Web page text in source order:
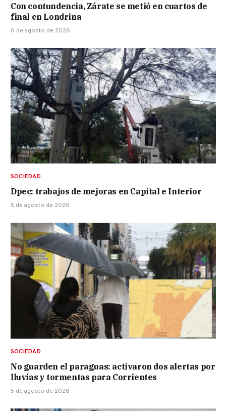
Con contundencia, Zárate se metió en cuartos de
final en Londrina
6 de agosto de 2026
SOCIEDAD
Dpec: trabajos de mejoras en Capital e Interior
5 de agosto de 2026
SOCIEDAD
No guarden el paraguas: activaron dos alertas por
lluvias y tormentas para Corrientes
5 de agosto de 2026